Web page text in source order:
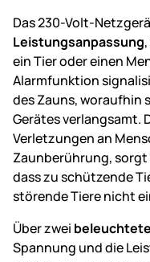
Das 230-Volt-
Leistungsanpassung
ein Tier oder einen
Alarmfunktion
des Zauns, woraufhin
Gerätes verlangsamt.
Verletzungen an
Zaunberührung,
dass zu schützende
störende Tiere nicht
Über zwei
Spannung und die